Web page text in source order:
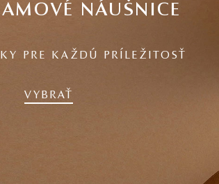
NÁUŠNICE
PRE KAŽDÚ PRÍLEŽITOSŤ
VYBRAŤ